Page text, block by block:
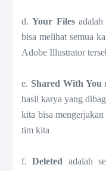
d.Your Filesadalah
bisa melihat semua
Adobe Illustrator
e. Shared With You
hasil karya yang
kita bisa mengerjakan
tim kita
f.Deleted adalah